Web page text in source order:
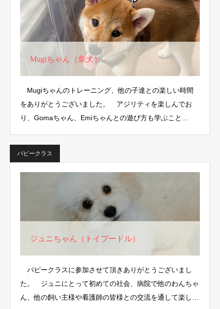
Mugiちゃん（柴犬）
Mugiちゃんのトレーニング、他の子達との楽しい時間
をありがとうございました。 アジリティを楽しんでお
り、Gomaちゃん、Emiちゃんとの遊び方も学ぶこと…
パピークラス
ジュニちゃん（トイプードル）
パピークラスに参加させて頂きありがとうございまし
た。 ジュニにとって初めての社会、病院で他のわんちゃ
ん、他の飼い主様や看護師の皆様との交流を通して楽しく